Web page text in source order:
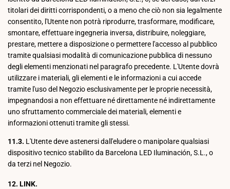
titolari dei diritti corrispondenti, o a meno che ciò non sia legalmente
consentito, l'Utente non potrà riprodurre, trasformare, modificare,
smontare, effettuare ingegneria inversa, distribuire, noleggiare,
prestare, mettere a disposizione o permettere l'accesso al pubblico
tramite qualsiasi modalità di comunicazione pubblica di nessuno
degli elementi menzionati nel paragrafo precedente. L'Utente dovrà
utilizzare i materiali, gli elementi e le informazioni a cui accede
tramite l'uso del Negozio esclusivamente per le proprie necessità,
impegnandosi a non effettuare né direttamente né indirettamente
uno sfruttamento commerciale dei materiali, elementi e
informazioni ottenuti tramite gli stessi.
11.3. L'Utente deve astenersi dall'eludere o manipolare qualsiasi
dispositivo tecnico stabilito da Barcelona LED Iluminación, S.L., o
da terzi nel Negozio.
12. LINK.